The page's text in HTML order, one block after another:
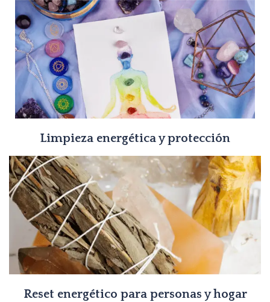
Limpieza energética y protección
Reset energético para personas y hogar